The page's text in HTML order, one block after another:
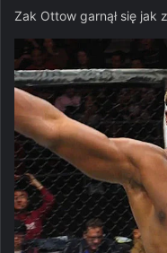
Zak Ottow garnął się jak